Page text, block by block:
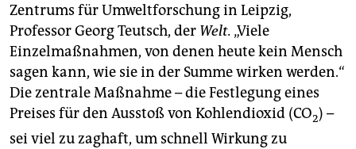
Zentrums für Umweltforschung in Leipzig,
Professor Georg Teutsch, der Welt. „Viele
Einzelmaßnahmen, von denen heute kein Mensch
sagen kann, wie sie in der Summe wirken werden.“
Die zentrale Maßnahme – die Festlegung eines
Preises für den Ausstoß von Kohlendioxid (CO2) –
sei viel zu zaghaft, um schnell Wirkung zu